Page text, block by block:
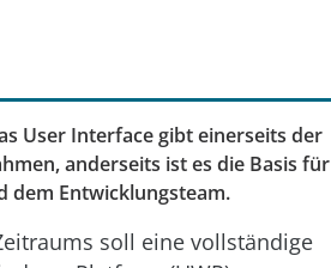
User Interface gibt einerseits der
anderseits ist es die Basis für
dem Entwicklungsteam.
soll eine vollständige